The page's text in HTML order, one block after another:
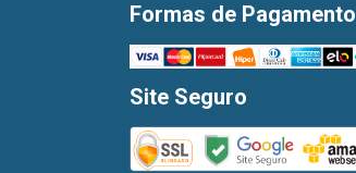
Formas de Pagamento
Site Seguro